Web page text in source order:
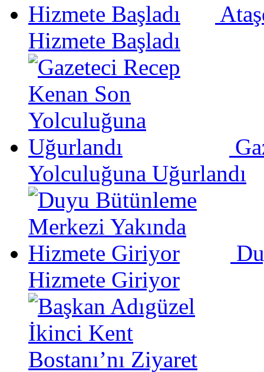
Hizmete Başladı
Yolculuğuna Uğurlandı
Hizmete Giriyor